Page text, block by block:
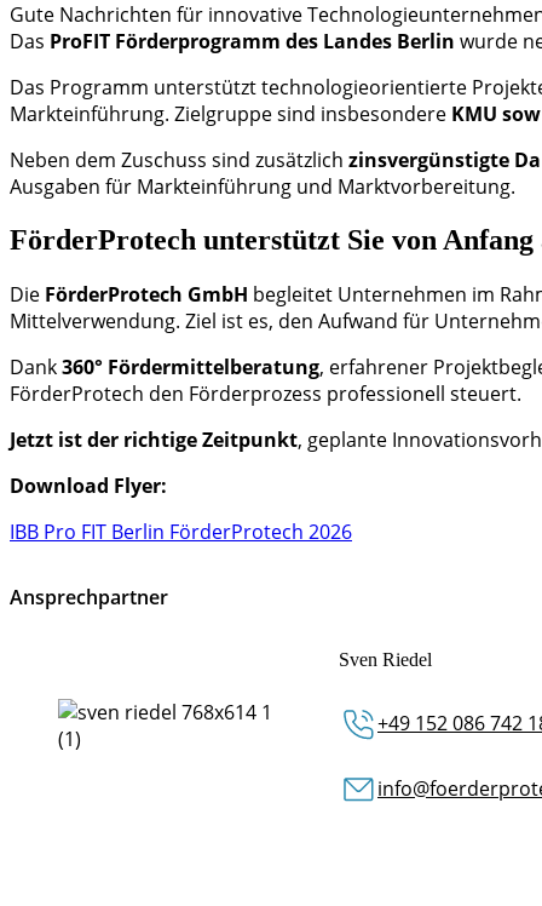
Gute Nachrichten für innovative
Das ProFIT Förderprogramm des Landes Berlin wurde
Das Programm unterstützt technologieorientierte
Markteinführung. Zielgruppe sind insbesondere KMU
Neben dem Zuschuss sind zusätzlich zinsvergünstigte
Ausgaben für Markteinführung und Marktvorbereitung.
FörderProtech unterstützt Sie von Anfang
Die FörderProtech GmbH begleitet Unternehmen im
Mittelverwendung. Ziel ist es, den Aufwand für
Dank360° Fördermittelberatung, erfahrener
FörderProtech den Förderprozess professionell steuert.
Jetzt ist der richtige Zeitpunkt, geplante
Download Flyer:
IBB Pro FIT Berlin FörderProtech 2026
Ansprechpartner
Sven Riedel
+49 152 086 742